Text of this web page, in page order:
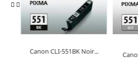
Canon CLI-551BK Noir...